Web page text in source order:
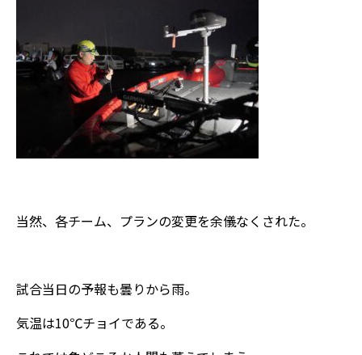
当然、各チーム、プランの変更を余儀なくされた。
試合当日の予報も曇りから雨。
気温は10℃チョイである。